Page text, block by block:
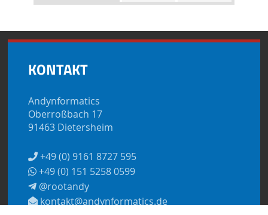
KONTAKT
Andynformatics
Oberroßbach 17
91463 Dietersheim
+49 (0) 9161 8727 595
+49 (0) 151 5258 0599
@rootandy
kontakt@andynformatics.de